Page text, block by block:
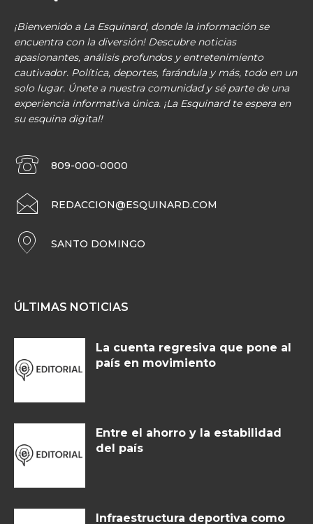
¡Bienvenido a La Esquinard, donde la información se
encuentra con la diversión! Descubre noticias
apasionantes, análisis profundos y entretenimiento
cautivador. Política, deportes, farándula y más, todo en un
solo lugar. Únete a nuestra comunidad y sé parte de una
experiencia informativa única. ¡La Esquinard te espera en
su esquina digital!
809-000-0000
REDACCION@ESQUINARD.COM
SANTO DOMINGO
ÚLTIMAS NOTICIAS
La cuenta regresiva que pone al
país en movimiento
Entre el ahorro y la estabilidad
del país
Infraestructura deportiva como